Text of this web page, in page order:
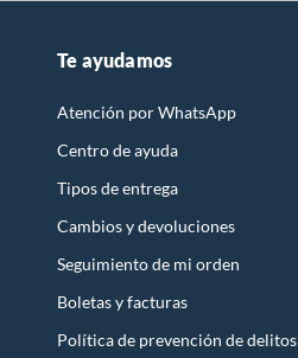
Te ayudamos
Atención por WhatsApp
Centro de ayuda
Tipos de entrega
Cambios y devoluciones
Seguimiento de mi orden
Boletas y facturas
Política de prevención de delitos